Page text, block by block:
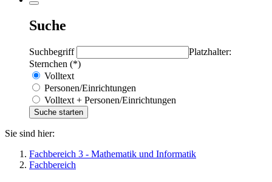
Suche
Suchbegriff
Platzhalter:
Sternchen (*)
Volltext
Personen/Einrichtungen
Volltext + Personen/Einrichtungen
Sie sind hier:
Fachbereich 3 - Mathematik und Informatik
Fachbereich